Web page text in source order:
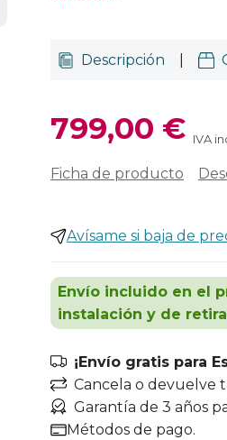
Descripción
799,00 € IVA
Ficha de producto
Avísame si baja de
Envío incluido en el
instalación y de
¡Envío gratis para
Cancela o devuelve
Garantía de 3 años
Métodos de pago.